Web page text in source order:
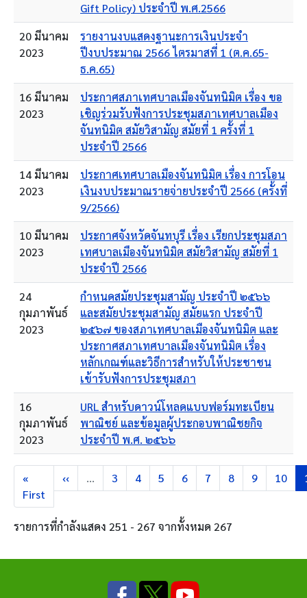
Gift Policy) ประจำปี พ.ศ.2566
20 มีนาคม
2023
รายงานงบแสดงฐานะการเงินประจำ
ปีงบประมาณ 2566 ไตรมาสที่ 1 (ต.ค.65-
ธ.ค.65)
16 มีนาคม
2023
ประกาศสภาเทศบาลเมืองจันทนิมิต เรื่อง ขอ
เชิญร่วมรับฟังการประชุมสภาเทศบาลเมือง
จันทนิมิต สมัยวิสามัญ สมัยที่ 1 ครั้งที่ 1
ประจำปี 2566
14 มีนาคม
2023
ประกาศเทศบาลเมืองจันทนิมิต เรื่อง การโอน
เงินงบประมาณรายจ่ายประจำปี 2566 (ครั้งที่
9/2566)
10 มีนาคม
2023
ประกาศจังหวัดจันทบุรี เรื่อง เรียกประชุมสภา
เทศบาลเมืองจันทนิมิต สมัยวิสามัญ สมัยที่ 1
ประจำปี 2566
24
กุมภาพันธ์
2023
กำหนดสมัยประชุมสามัญ ประจำปี ๒๕๖๖
และสมัยประชุมสามัญ สมัยแรก ประจำปี
๒๕๖๗ ของสภาเทศบาลเมืองจันทนิมิต และ
ประกาศสภาเทศบาลเมืองจันทนิมิต เรื่อง
หลักเกณฑ์และวิธีการสำหรับให้ประชาชน
เข้ารับฟังการประชุมสภา
16
กุมภาพันธ์
2023
URL สำหรับดาวน์โหลดแบบฟอร์มทะเบียน
พาณิชย์ และข้อมูลผู้ประกอบพาณิชยกิจ
ประจำปี พ.ศ. ๒๕๖๖
Pagination
หน้าแรก
«
First
หน้าก่อนหน้า
‹‹ … Page
3 Page
4 Page
5 Page
6 Page
7 Page
8 Page
9 Page
10
รายการที่กำลังแสดง 251 - 267 จากทั้งหมด 267